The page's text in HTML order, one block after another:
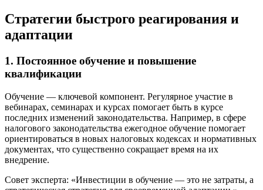
Стратегии быстрого реагирования и
адаптации
1. Постоянное обучение и повышение
квалификации
Обучение — ключевой компонент. Регулярное участие в
вебинарах, семинарах и курсах помогает быть в курсе
последних изменений законодательства. Например, в сфере
налогового законодательства ежегодное обучение помогает
ориентироваться в новых налоговых кодексах и нормативных
документах, что существенно сокращает время на их
внедрение.
Совет эксперта: «Инвестиции в обучение — это не затраты, а